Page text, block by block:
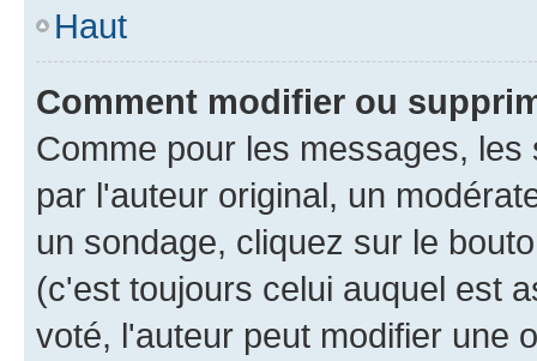
Haut
Comment modifier ou
Comme pour les messages,
par l'auteur original, un
un sondage, cliquez sur le
(c'est toujours celui auquel est
voté, l'auteur peut modifier une